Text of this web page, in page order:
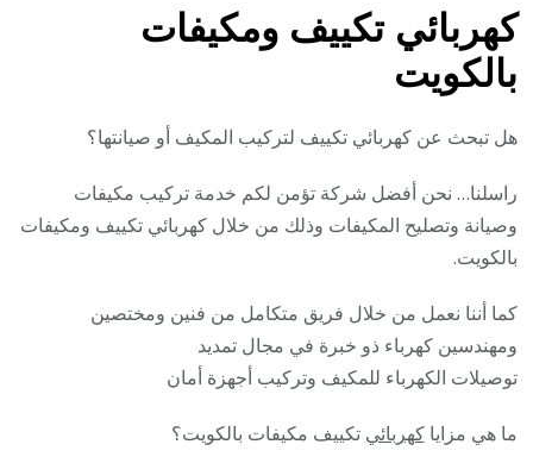
كهربائي تكييف ومكيفات
بالكويت
هل تبحث عن كهربائي تكييف لتركيب المكيف أو صيانتها؟
راسلنا… نحن أفضل شركة تؤمن لكم خدمة تركيب مكيفات
وصيانة وتصليح المكيفات وذلك من خلال كهربائي تكييف ومكيفات
بالكويت.
كما أننا نعمل من خلال فريق متكامل من فنين ومختصين
ومهندسين كهرباء ذو خبرة في مجال تمديد
توصيلات الكهرباء للمكيف وتركيب أجهزة أمان
ما هي مزاياكهربائي تكييف مكيفات بالكويت؟